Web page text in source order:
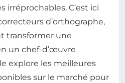
irréprochables. C’est ici
d’orthographe,
transformer une
un chef-d’œuvre
explore les meilleures
sur le marché pour